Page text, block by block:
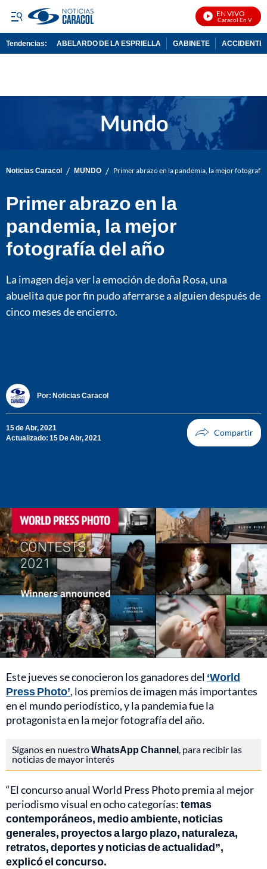
EN VIVO
Noticias Caracol En Vivo
Tendencias: ABELARDO DE LA ESPRIELLA GABINETE ACCIDENTE
Noticias Caracol / MUNDO / Primer abrazo en la pandemia, la mejor fotografía
Primer abrazo en la
pandemia, la mejor
fotografía del año
La imagen deja ver la emoción de doña Rosa, una
abuelita que por fin pudo aferrarse a alguien después de
cinco meses de encierro.
Por: Noticias Caracol
15 de Abr, 2021
Actualizado: 15 De Abr, 2021
Este jueves se conocieron los ganadores del ‘World
Press Photo’, los premios de imagen más importantes
en el mundo periodístico, y la pandemia fue la
protagonista en la mejor fotografía del año.
Síganos en nuestroWhatsApp Channel, para recibir las
noticias de mayor interés
“El concurso anual World Press Photo premia al mejor
periodismo visual en ocho categorías:temas
contemporáneos, medio ambiente, noticias
generales, proyectos a largo plazo, naturaleza,
retratos, deportes y noticias de actualidad”,
explicó el concurso.